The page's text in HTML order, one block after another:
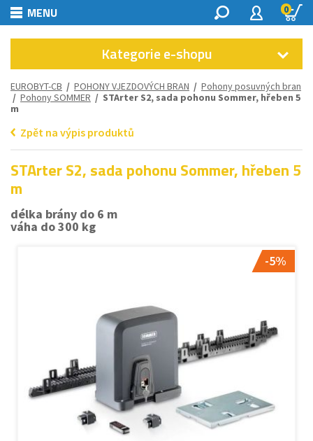
MENU 0
Kategorie e-shopu
EUROBYT-CB / POHONY VJEZDOVÝCH BRAN / Pohony posuvných bran
/ Pohony SOMMER / STArter S2, sada pohonu Sommer, hřeben 5
m
Zpět na výpis produktů
STArter S2, sada pohonu Sommer, hřeben 5
m
délka brány do 6 m
váha do 300 kg
-5%